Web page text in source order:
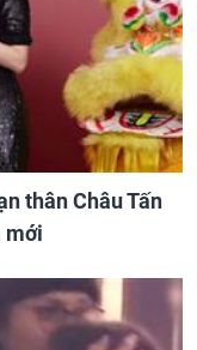
thân Châu Tấn
mới